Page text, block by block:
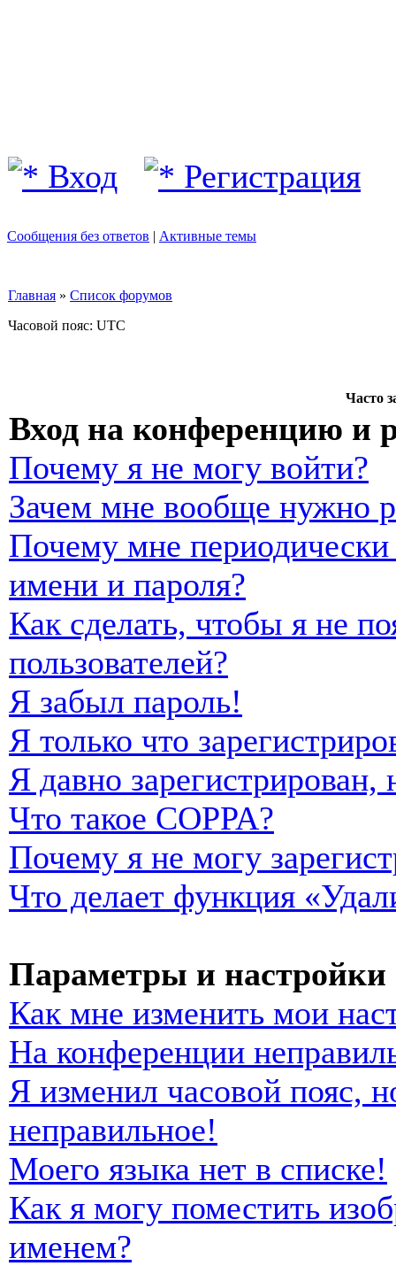
Вход Регистрация
Сообщения без ответов | Активные темы
Главная » Список форумов
Часовой пояс: UTC
Часто
Вход на конференцию и
Почему я не могу войти?
Зачем мне вообще нужно
Почему мне периодически
имени и пароля?
Как сделать, чтобы я не
пользователей?
Я забыл пароль!
Я только что
Я давно
Что такое COPPA?
Почему я не могу
Что делает функция
Параметры и настройки
Как мне изменить мои
На конференции
Я изменил часовой пояс,
неправильное!
Моего языка нет в списке!
Как я могу поместить
именем?